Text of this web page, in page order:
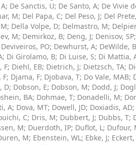
; De Sanctis, U; De Santo, A; De Vivie
M; Del Papa, C; Del Peso, J; Del
; Della Volpe, D; Delmastro, M;
M; Demirkoz, B; Deng, J; Denisov, SP;
Deviveiros, PO; Dewhurst, A; DeWilde, B
; Di Girolamo, B; Di Luise, S; Di Mattia,
F; Diehl, EB; Dietrich, J; Dietzsch, TA;
F; Djama, F; Djobava, T; Do Vale, MAB;
D; Dobson, E; Dobson, M; Dodd, J;
BA; Dohmae, T; Donadelli, M;
A; Dova, MT; Dowell, JD; Doxiadis, AD;
C; Dris, M; Dubbert, J; Dubbs, T;
M; Duerdoth, IP; Duflot, L; Dufour,
M; Ebenstein, WL; Ebke, J; Eckert,